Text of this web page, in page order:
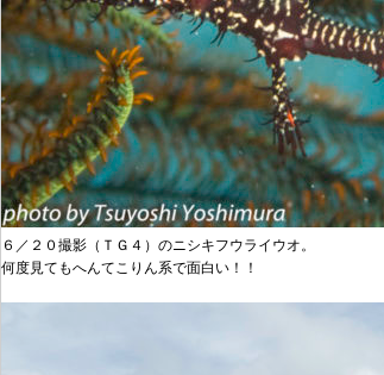
６／２０撮影（ＴＧ４）のニシキフウライウオ。
何度見てもへんてこりん系で面白い！！